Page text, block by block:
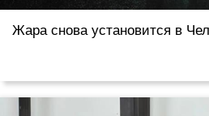
Жара снова установится в